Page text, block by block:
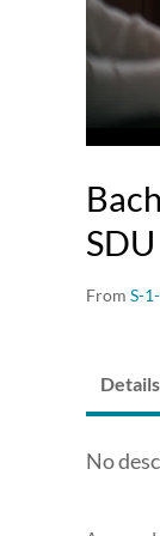
SDU
From S-
Details
No